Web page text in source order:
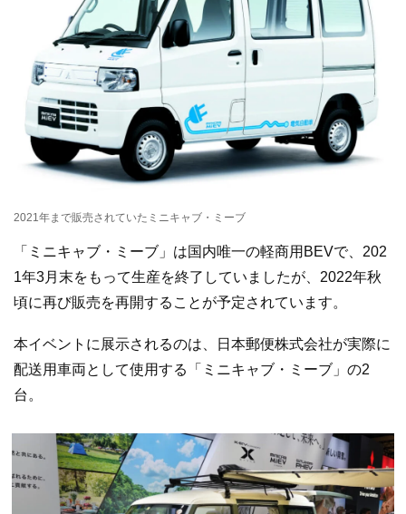
2021年まで販売されていたミニキャブ・ミーブ
「ミニキャブ・ミーブ」は国内唯一の軽商用BEVで、202
1年3月末をもって生産を終了していましたが、2022年秋
頃に再び販売を再開することが予定されています。
本イベントに展示されるのは、日本郵便株式会社が実際に
配送用車両として使用する「ミニキャブ・ミーブ」の2
台。